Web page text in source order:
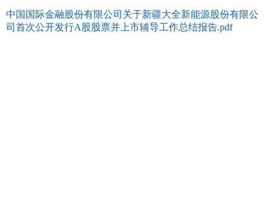
中国国际金融股份有限公司关于新疆大全新能源股份有限公
司首次公开发行A股股票并上市辅导工作总结报告.pdf